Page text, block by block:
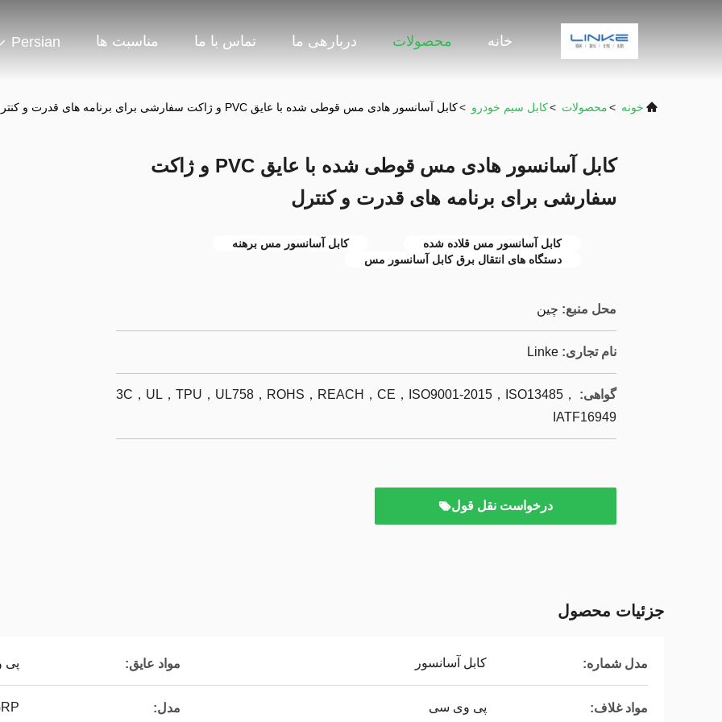
خانه محصولات دربارهی ما تماس با ما مناسبت ها Persian
خونه >محصولات >کابل سیم خودرو >کابل آسانسور هادی مس قوطی شده با عایق PVC و ژاکت سفارشی برای برنامه های قدرت و کنترل
کابل آسانسور هادی مس قوطی شده با عایق PVC و ژاکت
سفارشی برای برنامه های قدرت و کنترل
کابل آسانسور مس قلاده شده
کابل آسانسور مس برهنه
دستگاه های انتقال برق کابل آسانسور مس
محل منبع: چین
نام تجاری: Linke
گواهی:
3C，UL，TPU，UL758，ROHS，REACH，CE，ISO9001-2015，ISO13485，
IATF16949
درخواست نقل قول
جزئیات محصول
مدل شماره: کابل آسانسور مواد عایق: پی
مواد غلاف: پی وی سی مدل: